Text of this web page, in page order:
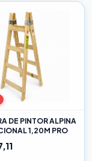
DE PINTOR ALPINA
1,20M PRO